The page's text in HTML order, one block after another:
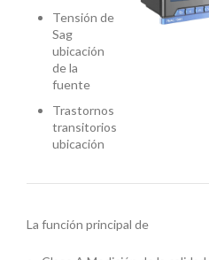
Tensión de
Sag
ubicación
de la
fuente
Trastornos
transitorios
ubicación
La función principal de